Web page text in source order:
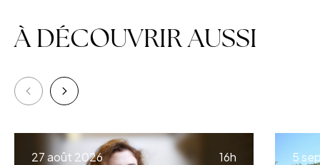
À DÉCOUVRIR AUSSI
27 août 2026 à
16h 5